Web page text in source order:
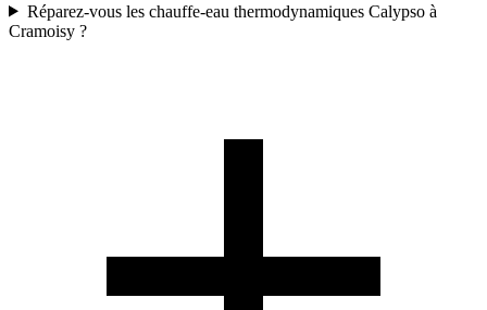
Réparez-vous les chauffe-eau thermodynamiques Calypso à
Cramoisy ?